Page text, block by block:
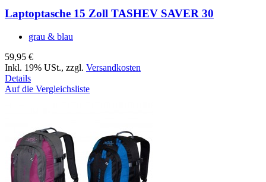
Laptoptasche 15 Zoll TASHEV SAVER 30
grau & blau
59,95 €
Inkl. 19% USt., zzgl. Versandkosten
Details
Auf die Vergleichsliste